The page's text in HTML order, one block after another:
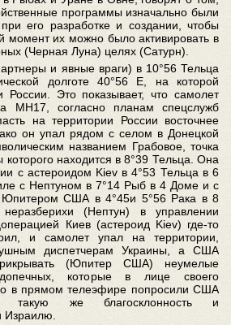
программы изначально были
его разработке и создании, чтобы
момент их можно было активировать в
(Черная Луна) целях (Сатурн).
и явные враги) в 10°56 Тельца
долготе 40°56 Е, на которой
России. Это показывает, что самолет
МН17, согласно планам спецслужб
на территории России восточнее
он упал рядом с селом в Донецкой
названием Грабовое, точка
которого находится в 8°39 Тельца. Она
с астероидом Kiev в 4°53 Тельца в 6
с Нептуном в 7°14 Рыб в 4 Доме и с
США в 4°45и 5°56 Рака в 8
(Нептун) в управлении
Киев (астероид Kiev) где-то
и самолет упал на территории,
диспетчерам Украины, а США
(Юпитер США) неумелые
которые в лице своего
в прямом телеэфире попросили США
такую же благосклонность и
Израилю.